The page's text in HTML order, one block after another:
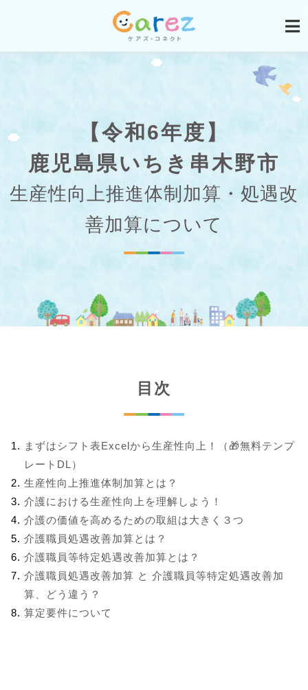
【令和6年度】
鹿児島県いちき串木野市
生産性向上推進体制加算・処遇改
善加算について
目次
まずはシフト表Excelから生産性向上！（🎁無料テンプ
レートDL）
生産性向上推進体制加算とは？
介護における生産性向上を理解しよう！
介護の価値を高めるための取組は大きく３つ
介護職員処遇改善加算とは？
介護職員等特定処遇改善加算とは？
介護職員処遇改善加算 と 介護職員等特定処遇改善加
算、どう違う？
算定要件について